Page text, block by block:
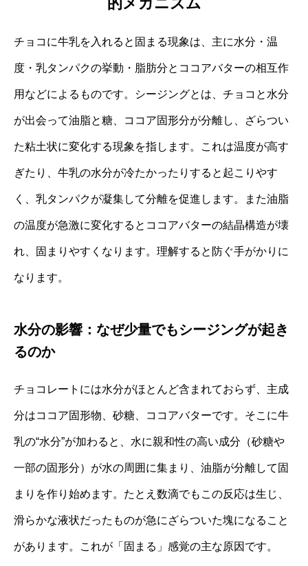
チョコに牛乳を入れると固まる現象は、主に水分・温
度・乳タンパクの挙動・脂肪分とココアバターの相互作
用などによるものです。シージングとは、チョコと水分
が出会って油脂と糖、ココア固形分が分離し、ざらつい
た粘土状に変化する現象を指します。これは温度が高す
ぎたり、牛乳の水分が冷たかったりすると起こりやす
く、乳タンパクが凝集して分離を促進します。また油脂
の温度が急激に変化するとココアバターの結晶構造が壊
れ、固まりやすくなります。理解すると防ぐ手がかりに
なります。
水分の影響：なぜ少量でもシージングが起き
るのか
チョコレートには水分がほとんど含まれておらず、主成
分はココア固形物、砂糖、ココアバターです。そこに牛
乳の“水分”が加わると、水に親和性の高い成分（砂糖や
一部の固形分）が水の周囲に集まり、油脂が分離して固
まりを作り始めます。たとえ数滴でもこの反応は生じ、
滑らかな液状だったものが急にざらついた塊になること
があります。これが「固まる」感覚の主な原因です。